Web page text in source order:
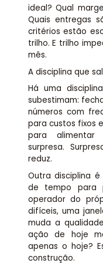
ideal? Qual
Quais entregas
critérios estão
trilho. E trilho
mês.
A disciplina que
Há uma
subestimam:
números com
para custos fixos
para alimentar
surpresa.
reduz.
Outra disciplina
de tempo para
operador do
difíceis, uma
muda a
ação de hoje
apenas o hoje?
construção.